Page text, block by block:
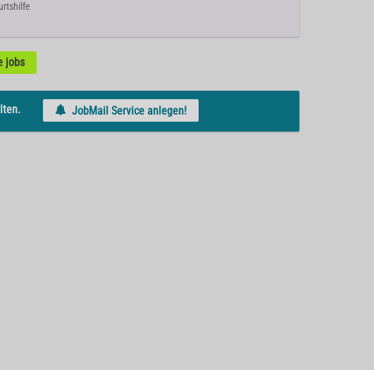
jobs
JobMail Service anlegen!